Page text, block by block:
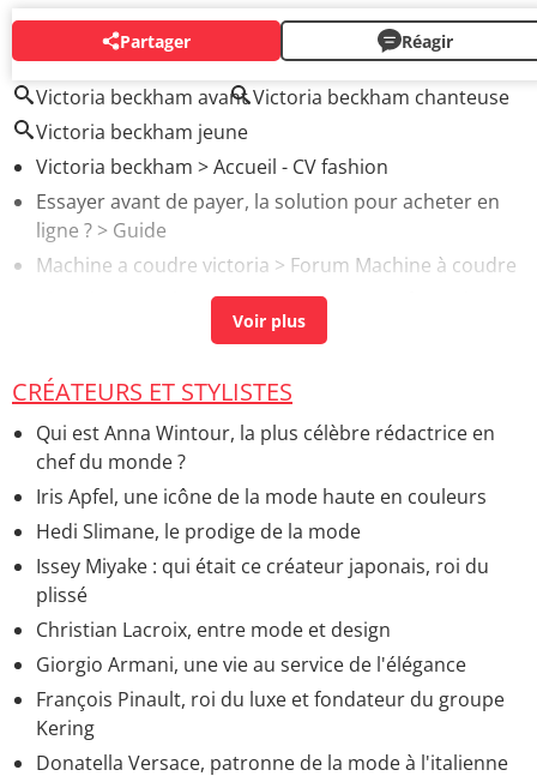
Partager Réagir
AUTOUR DU MÊME SUJET
Victoria beckham avantVictoria beckham chanteuse
Victoria beckham jeune
Victoria beckham > Accueil - CV fashion
Essayer avant de payer, la solution pour acheter en
ligne ? > Guide
Machine a coudre victoria > Forum Machine à coudre
> Accueil - Influenceuses françaises
Camila Coelho lance sa ligne de bijoux
CRÉATEURS ET STYLISTES
Qui est Anna Wintour, la plus célèbre rédactrice en
chef du monde ?
Iris Apfel, une icône de la mode haute en couleurs
Hedi Slimane, le prodige de la mode
Issey Miyake : qui était ce créateur japonais, roi du
plissé
Christian Lacroix, entre mode et design
Giorgio Armani, une vie au service de l'élégance
François Pinault, roi du luxe et fondateur du groupe
Kering
Donatella Versace, patronne de la mode à l'italienne